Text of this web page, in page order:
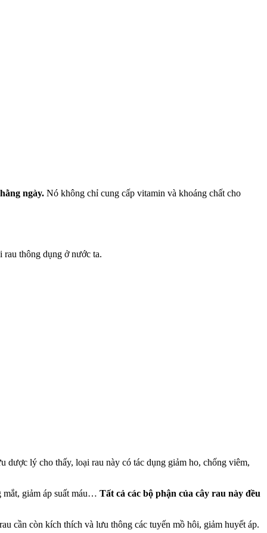
ngày. Nó không chỉ cung cấp vitamin và khoáng chất cho
thông dụng ở nước ta.
dược lý cho thấy, loại rau này có tác dụng giảm ho, chống viêm,
mắt, giảm áp suất máu… Tất cả các bộ phận của cây rau này đều
cần còn kích thích và lưu thông các tuyến mồ hôi, giảm huyết áp.